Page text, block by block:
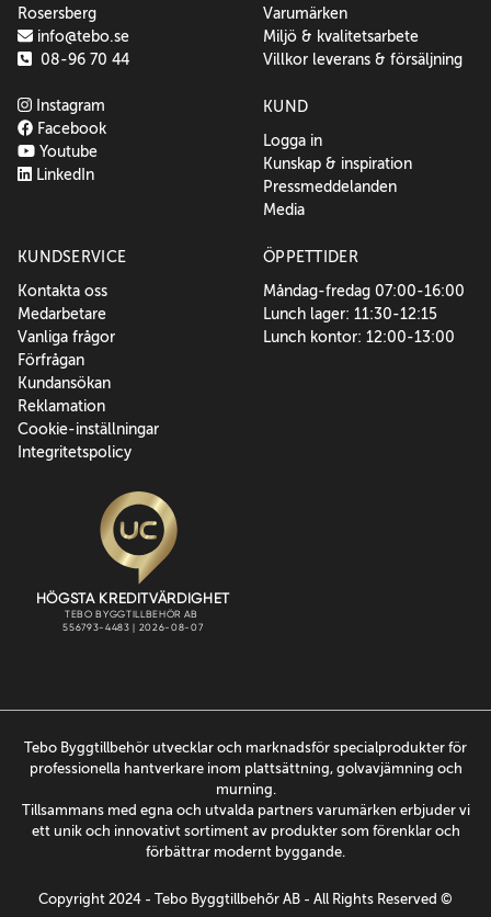
Rosersberg
info@tebo.se
08-96 70 44
Instagram
Facebook
Youtube
LinkedIn
Varumärken
Miljö & kvalitetsarbete
Villkor leverans & försäljning
KUND
Logga in
Kunskap & inspiration
Pressmeddelanden
Media
KUNDSERVICE
Kontakta oss
Medarbetare
Vanliga frågor
Förfrågan
Kundansökan
Reklamation
Cookie-inställningar
Integritetspolicy
ÖPPETTIDER
Måndag-fredag 07:00-16:00
Lunch lager: 11:30-12:15
Lunch kontor: 12:00-13:00
Tebo Byggtillbehör utvecklar och marknadsför specialprodukter för
professionella hantverkare inom plattsättning, golvavjämning och
murning.
Tillsammans med egna och utvalda partners varumärken erbjuder vi
ett unik och innovativt sortiment av produkter som förenklar och
förbättrar modernt byggande.
Copyright 2024 - Tebo Byggtillbehõr AB - All Rights Reserved ©